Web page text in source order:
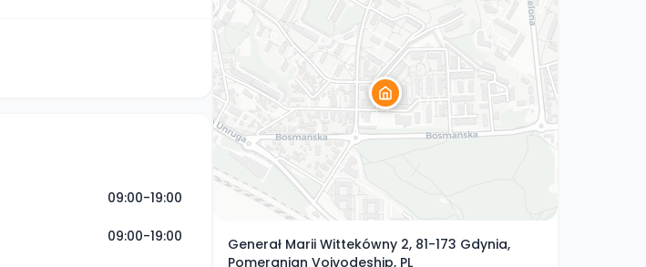
09:00-19:00
09:00-19:00
Generał Marii Wittekówny 2, 81-173 Gdynia,
Pomeranian Voivodeship, PL